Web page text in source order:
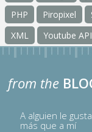
PHP
Piropixel
XML
Youtube API
from the
A alguien le
más que a mí